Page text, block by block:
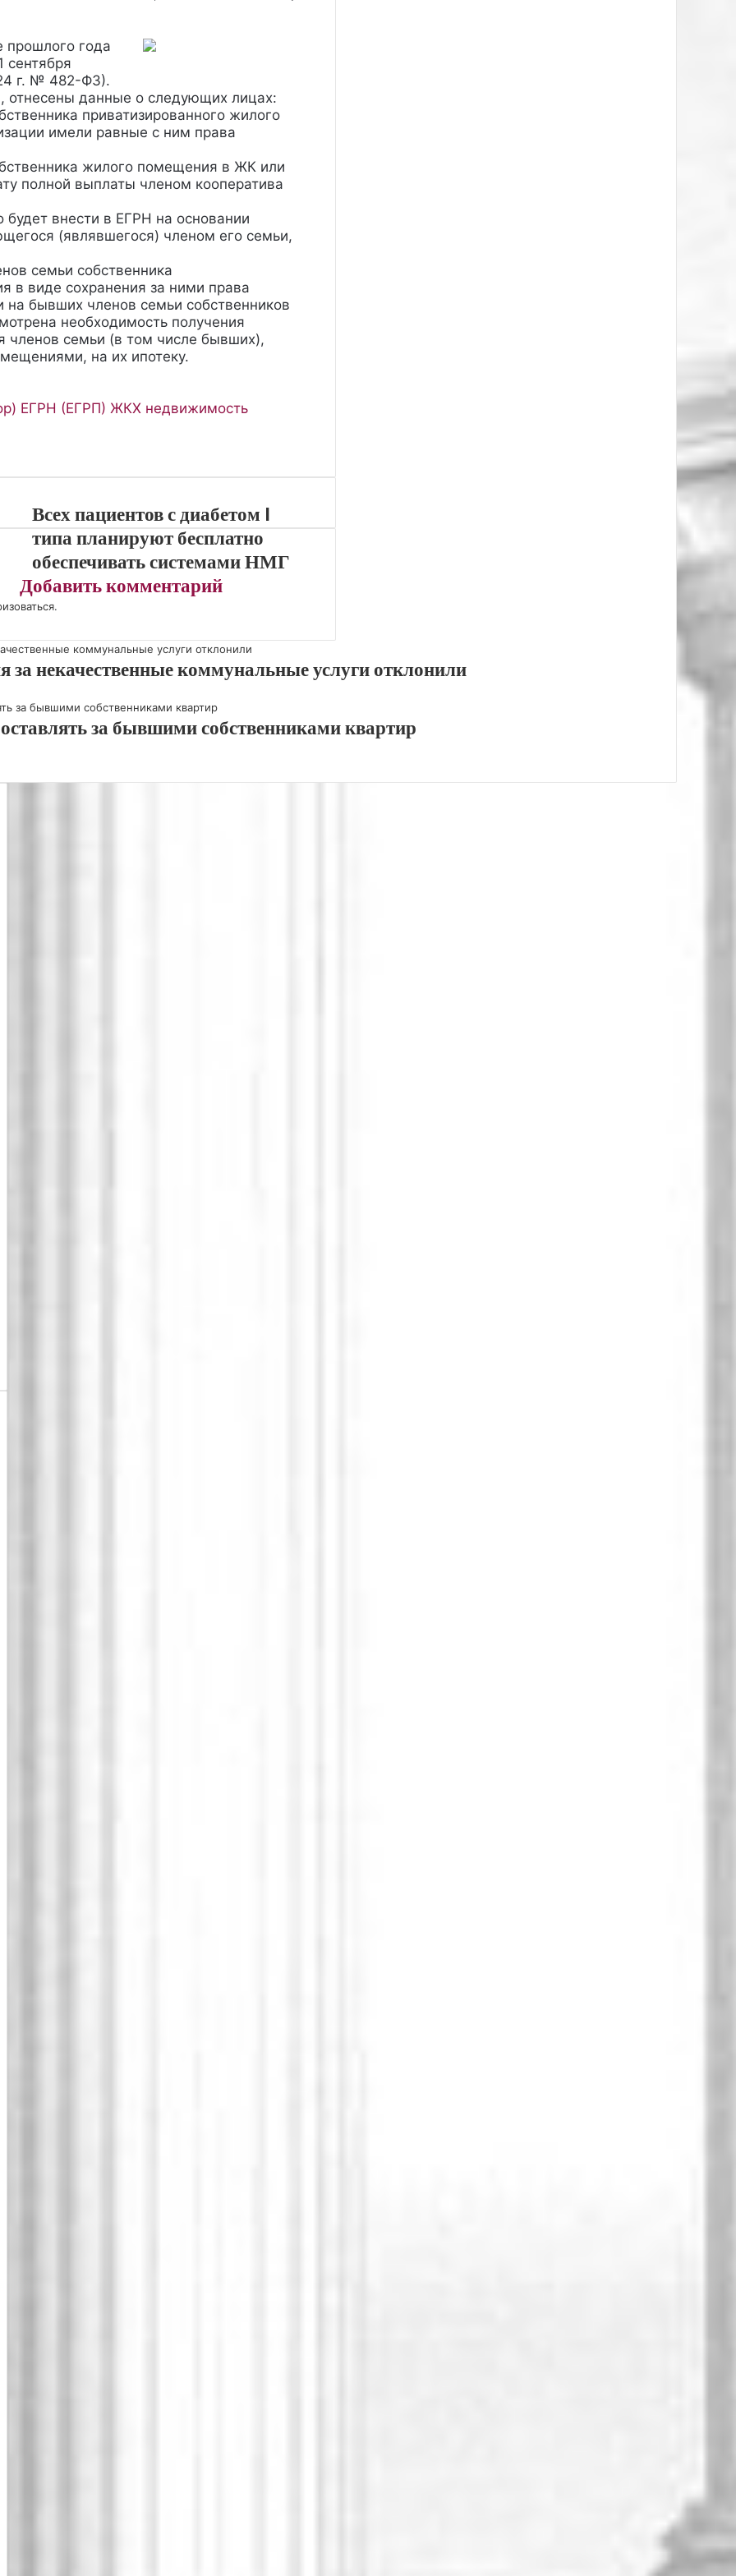
прошлого года
сентября
г. № 482-ФЗ).
отнесены данные о следующих лицах:
приватизированного жилого
имели равные с ним права
жилого помещения в ЖК или
полной выплаты членом кооператива
внести в ЕГРН на основании
(являвшегося) членом его семьи,
семьи собственника
в виде сохранения за ними права
бывших членов семьи собственников
необходимость получения
членов семьи (в том числе бывших),
на их ипотеку.
ЕГРН (ЕГРП) ЖКХ недвижимость
Всех пациентов с диабетом I
типа планируют бесплатно
обеспечивать системами НМГ
Добавить комментарий
.
за некачественные коммунальные услуги отклонили
за бывшими собственниками квартир